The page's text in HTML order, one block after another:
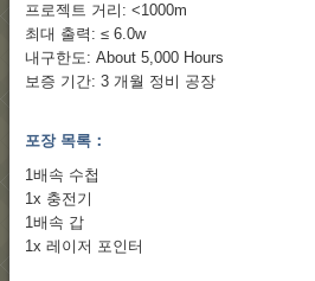
프로젝트 거리: <1000m
최대 출력: ≤ 6.0w
내구한도: About 5,000 Hours
보증 기간: 3 개월 정비 공장
포장 목록：
1배속 수첩
1x 충전기
1배속 갑
1x 레이저 포인터